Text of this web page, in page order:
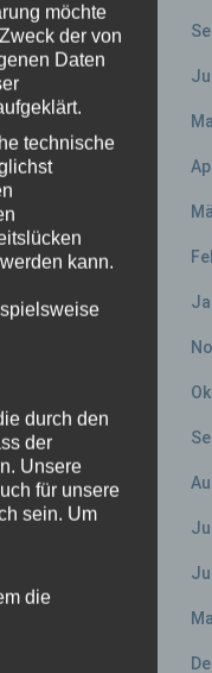
möchte
der von
Daten
technische
kann.
durch den
der
Unsere
für unsere
sein. Um
die